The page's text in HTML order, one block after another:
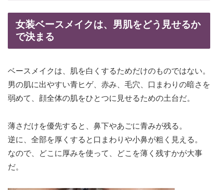
女装ベースメイクは、男肌をどう見せるか
で決まる
ベースメイクは、肌を白くするためだけのものではない。
男の肌に出やすい青ヒゲ、赤み、毛穴、口まわりの暗さを
弱めて、顔全体の肌をひとつに見せるための土台だ。
薄さだけを優先すると、鼻下やあごに青みが残る。
逆に、全部を厚くすると口まわりや小鼻が粗く見える。
なので、どこに厚みを使って、どこを薄く残すかが大事
だ。